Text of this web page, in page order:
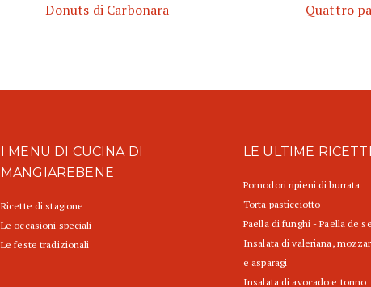
Donuts di Carbonara Quattro
I MENU DI CUCINA DI
MANGIAREBENE
Ricette di stagione
Le occasioni speciali
Le feste tradizionali
LE ULTIME
Pomodori ripieni di burrata
Torta pasticciotto
Paella di funghi - Paella de
Insalata di valeriana,
e asparagi
Insalata di avocado e tonno